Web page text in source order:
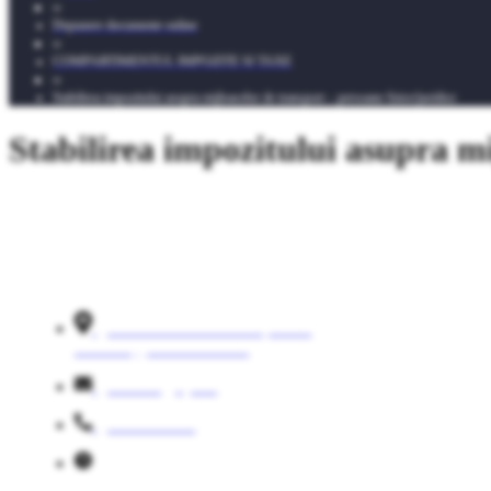
»
Depunere documente online
»
COMPARTIMENTUL IMPOZITE SI TAXE
»
Stabilirea impozitului asupra mijloacelor de transport – persoane fizice/juridice
Stabilirea impozitului asupra
Str. Calea Ploiesti nr. 4, Com.
Cornesti, jud. Dambovita
cornesti@cjd.ro
0245241654